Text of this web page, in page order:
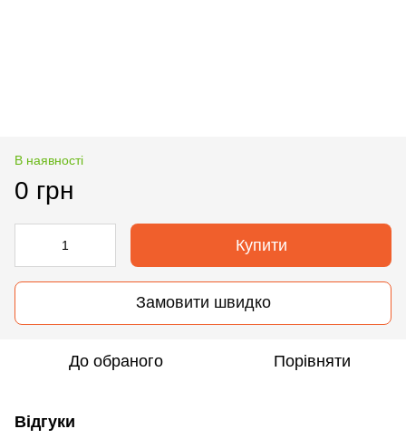
В наявності
0 грн
Купити
Замовити швидко
До обраного Порівняти
Відгуки